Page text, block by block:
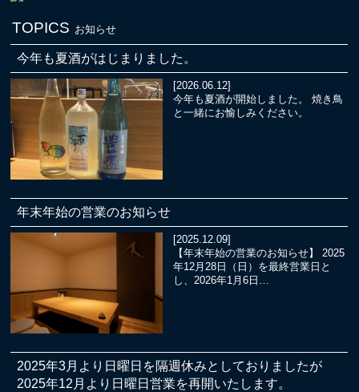
TOPICS お知らせ
今年も夏酒がはじまりました。
[2026.06.12]
今年も夏酒が開始しました。 焼き鳥
と一緒にお愉しみください。
年末年始の営業のお知らせ
[2025.12.09]
【年末年始の営業のお知らせ】 2025
年12月28日（日）を最終営業日と
し、2026年1月6日…
2025年3月より日曜日を隔週休みとしておりましたが
2025年12月より日曜日営業を再開いたします。